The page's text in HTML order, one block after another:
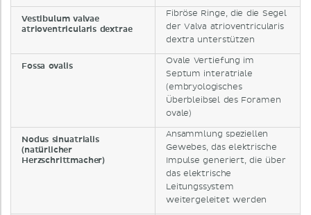
Vestibulum valvae
atrioventricularis dextrae
Fibröse Ringe, die die Segel
der Valva atrioventricularis
dextra unterstützen
Fossa ovalis
Ovale Vertiefung im
Septum interatriale
(embryologisches
Überbleibsel des Foramen
ovale)
Nodus sinuatrialis
(natürlicher
Herzschrittmacher)
Ansammlung speziellen
Gewebes, das elektrische
Impulse generiert, die über
das elektrische
Leitungssystem
weitergeleitet werden